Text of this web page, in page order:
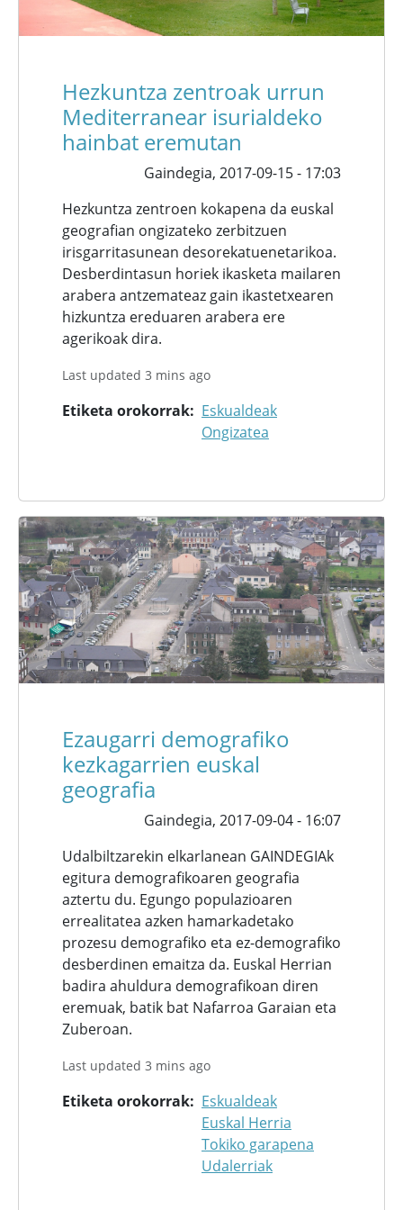
Hezkuntza zentroak urrun
Mediterranear isurialdeko
hainbat eremutan
Gaindegia, 2017-09-15 - 17:03
Hezkuntza zentroen kokapena da euskal
geografian ongizateko zerbitzuen
irisgarritasunean desorekatuenetarikoa.
Desberdintasun horiek ikasketa mailaren
arabera antzemateaz gain ikastetxearen
hizkuntza ereduaren arabera ere
agerikoak dira.
Last updated 3 mins ago
Etiketa orokorrak
Eskualdeak
Ongizatea
Ezaugarri demografiko
kezkagarrien euskal
geografia
Gaindegia, 2017-09-04 - 16:07
Udalbiltzarekin elkarlanean GAINDEGIAk
egitura demografikoaren geografia
aztertu du. Egungo populazioaren
errealitatea azken hamarkadetako
prozesu demografiko eta ez-demografiko
desberdinen emaitza da. Euskal Herrian
badira ahuldura demografikoan diren
eremuak, batik bat Nafarroa Garaian eta
Zuberoan.
Last updated 3 mins ago
Etiketa orokorrak
Eskualdeak
Euskal Herria
Tokiko garapena
Udalerriak